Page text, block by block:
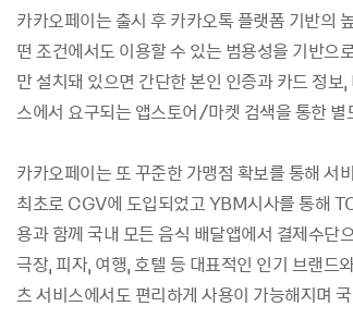
카카오페이는 출시 후 카카오톡 플랫폼 기반의
떤 조건에서도 이용할 수 있는 범용성을 기반으
만 설치돼 있으면 간단한 본인 인증과 카드 정
스에서 요구되는 앱스토어/마켓 검색을 통한
카카오페이는 또 꾸준한 가맹점 확보를 통해 서
최초로 CGV에 도입되었고 YBM시사를 통해
용과 함께 국내 모든 음식 배달앱에서 결제수단
극장, 피자, 여행, 호텔 등 대표적인 인기 브랜
츠 서비스에서도 편리하게 사용이 가능해지며